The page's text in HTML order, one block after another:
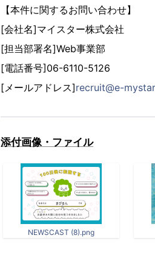
【本件に関するお問い合わせ】
[会社名]マイスター株式会社
[担当部署名]Web事業部
[電話番号]06-6110-5126
[メールアドレス]recruit@e-
添付画像・ファイル
NEWSCAST (8).png